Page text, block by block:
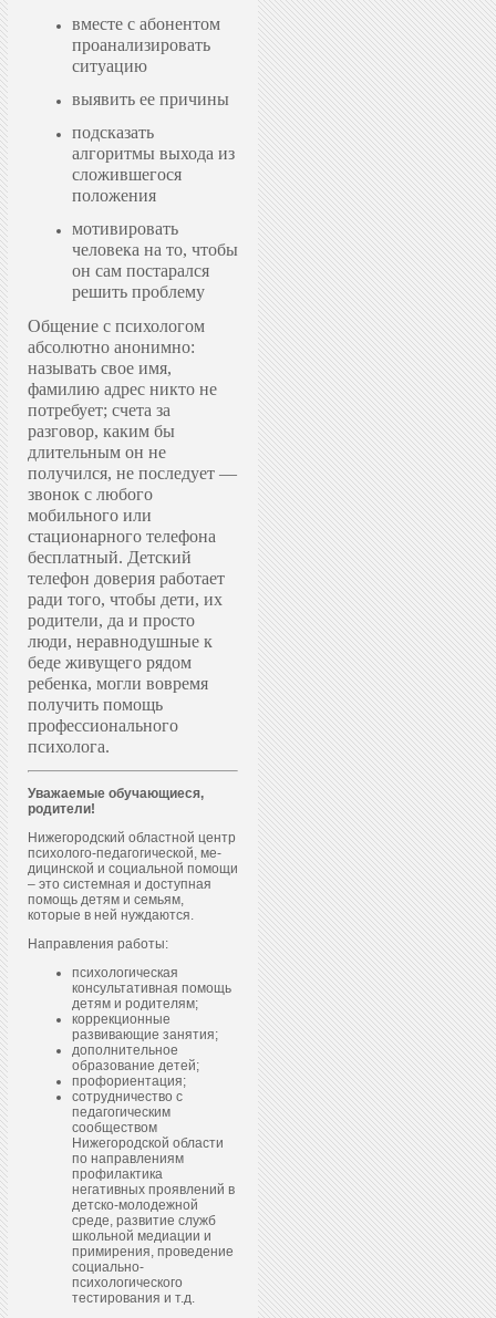
вместе с абонентом
проанализировать
ситуацию
выявить ее причины
подсказать
алгоритмы выхода из
сложившегося
положения
мотивировать
человека на то, чтобы
он сам постарался
решить проблему
Общение с психологом
абсолютно анонимно:
называть свое имя,
фамилию адрес никто не
потребует; счета за
разговор, каким бы
длительным он не
получился, не последует —
звонок с любого
мобильного или
стационарного телефона
бесплатный. Детский
телефон доверия работает
ради того, чтобы дети, их
родители, да и просто
люди, неравнодушные к
беде живущего рядом
ребенка, могли вовремя
получить помощь
профессионального
психолога.
Уважаемые обучающиеся,
родители!
Нижегородский областной центр
пси­холо­го-пе­даго­гичес­кой, ме­
дицин­ской и со­ци­аль­ной по­мощи
– это системная и доступная
помощь детям и семьям,
которые в ней нуждаются.
Направления работы:
психологическая
консультативная помощь
детям и родителям;
коррекционные
развивающие занятия;
дополнительное
образование детей;
профориентация;
сотрудничество с
педагогическим
сообществом
Нижегородской области
по направлениям
профилактика
негативных проявлений в
детско-молодежной
среде, развитие служб
школьной медиации и
примирения, проведение
социально-
психологического
тестирования и т.д.